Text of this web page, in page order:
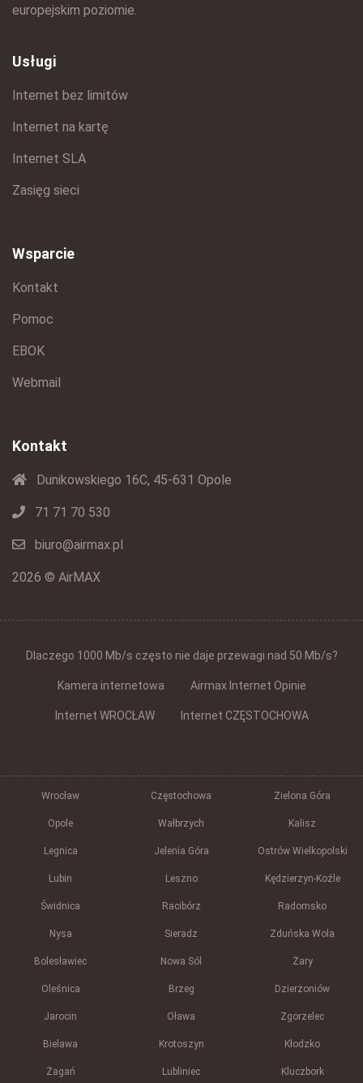
europejskim poziomie.
Usługi
Internet bez limitów
Internet na kartę
Internet SLA
Zasięg sieci
Wsparcie
Kontakt
Pomoc
EBOK
Webmail
Kontakt
Dunikowskiego 16C, 45-631 Opole
71 71 70 530
biuro@airmax.pl
2026 © AirMAX
Dlaczego 1000 Mb/s często nie daje przewagi nad 50 Mb/s?
Kamera internetowa Airmax Internet Opinie
Internet WROCŁAW Internet CZĘSTOCHOWA
Wrocław Częstochowa Zielona Góra
Opole Wałbrzych Kalisz
Legnica Jelenia Góra Ostrów Wielkopolski
Lubin Leszno Kędzierzyn-Koźle
Świdnica Racibórz Radomsko
Nysa Sieradz Zduńska Wola
Bolesławiec Nowa Sól Żary
Oleśnica Brzeg Dzierżoniów
Jarocin Oława Zgorzelec
Bielawa Krotoszyn Kłodzko
Żagań Lubliniec Kluczbork